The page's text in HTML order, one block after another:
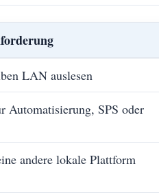
LAN auslesen
Automatisierung, SPS oder
andere lokale Plattform